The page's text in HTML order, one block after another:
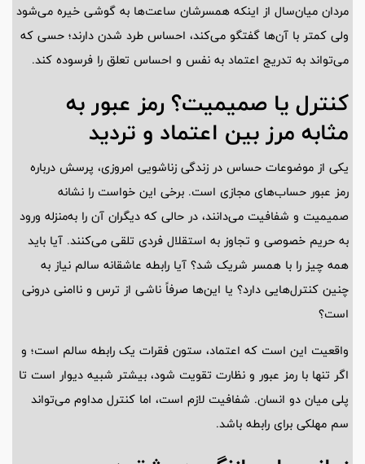
مردان میان‌سال از اینکه همسرشان ساعت‌ها به گوشی خیره می‌شود
ولی کمتر با آن‌ها گفتگو می‌کند، احساس طرد شدن دارند؛ حسی که
می‌تواند به تدریج اعتماد به نفس و احساس تعلق را فرسوده کند.
کنترل یا صمیمیت؟ رمز عبور به
مثابه مرز بین اعتماد و تردید
یکی از موضوعات حساس در زندگی زناشویی امروزی، پرسش درباره
رمز عبور حساب‌های مجازی است. برخی این خواست را نشانه
صمیمیت و شفافیت می‌دانند، در حالی که دیگران آن را به‌منزله ورود
به حریم خصوصی و تجاوز به استقلال فردی تلقی می‌کنند. آیا باید
همه چیز را با همسر شریک شد؟ آیا رابطه عاشقانه سالم نیاز به
چنین کنترل‌هایی دارد؟ یا این‌ها صرفاً ناشی از ترس و ناامنی درونی
است؟
واقعیت این است که اعتماد، ستون فقرات یک رابطه سالم است؛ و
اگر تنها با رمز عبور و نظارت تقویت شود، بیشتر شبیه دیوار است تا
پلی میان دو انسان. شفافیت لازم است، اما کنترل مداوم می‌تواند
سم مهلکی برای رابطه باشد.